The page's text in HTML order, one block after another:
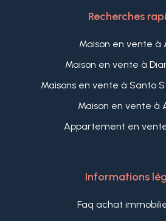
Recherches
Maison en vente à
Maison en vente à
Maisons en vente à Santo
Maison en vente à
Appartement en
Informations
Faq achat